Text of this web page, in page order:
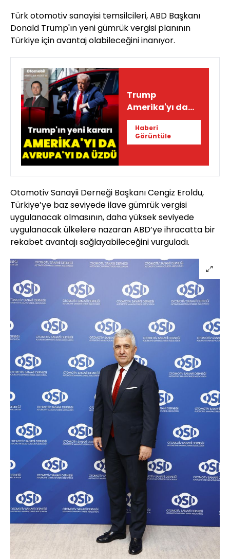
Türk otomotiv sanayisi temsilcileri, ABD Başkanı
Donald Trump'ın yeni gümrük vergisi planının
Türkiye için avantaj olabileceğini inanıyor.
Trump
Amerika'yı da
Avrupa'yı da
üzdü
Haberi
Görüntüle
Otomotiv Sanayii Derneği Başkanı Cengiz Eroldu,
Türkiye’ye baz seviyede ilave gümrük vergisi
uygulanacak olmasının, daha yüksek seviyede
uygulanacak ülkelere nazaran ABD’ye ihracatta bir
rekabet avantajı sağlayabileceğini vurguladı.